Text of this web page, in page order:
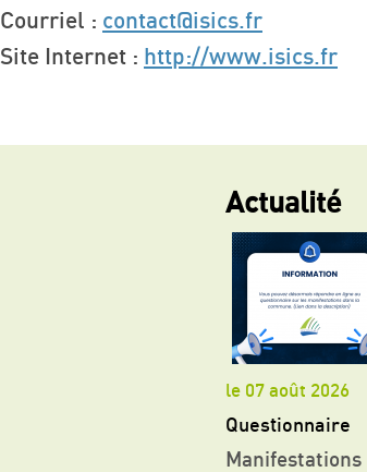
Courriel : contact@isics.fr
Site Internet : http://www.isics.fr
Actualité
le 07 août 2026
Questionnaire
Manifestations